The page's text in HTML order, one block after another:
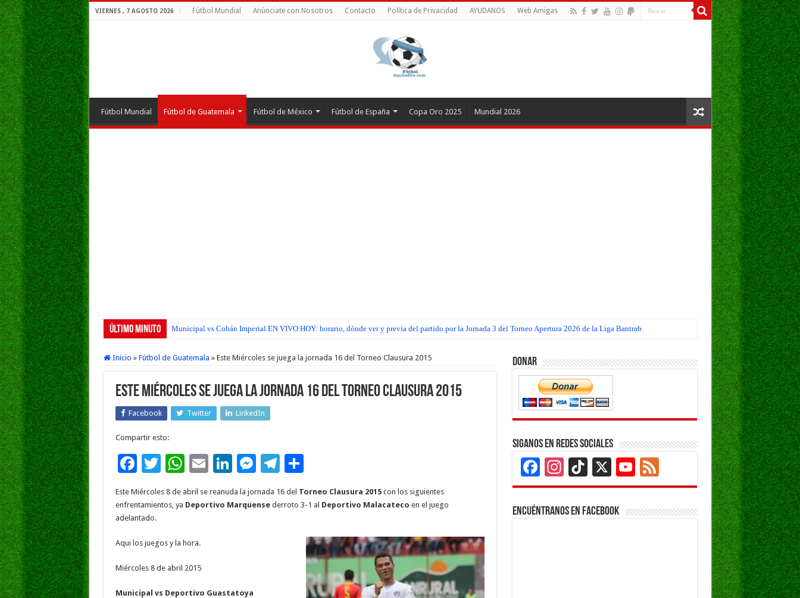
VIERNES , 7 AGOSTO 2026 Fútbol Mundial Anúnciate con Nosotros Contacto Política de Privacidad AYUDANOS Web Amigas
Fútbol Mundial Fútbol de Guatemala Fútbol de México Fútbol de España Copa Oro 2025 Mundial 2026
Último Minuto Municipal vs Cobán Imperial EN VIVO HOY: horario, dónde ver y previa del partido por la Jornada 3 del Torneo Apertura 2026 de la Liga Bantrab
Inicio » Fútbol de Guatemala » Este Miércoles se juega la jornada 16 del Torneo Clausura 2015
Este Miércoles se juega la jornada 16 del Torneo Clausura 2015
Facebook Twitter LinkedIn
Compartir esto:
F
ac
e
b
o
o
k
T
wi
tt
W
h
at
p
E
ai
Li
n
k
M
es
se
T
el
e
C
m
ar
ti
r
Este Miércoles 8 de abril se reanuda la jornada 16 del Torneo Clausura 2015con los siguientes
enfrentamientos, ya Deportivo Marquensederroto 3-1 al Deportivo Malacateco en el juego
adelantado.
Aqui los juegos y la hora.
Miércoles 8 de abril 2015
Municipal vs Deportivo Guastatoya
Donar
Siganos en Redes Sociales
Facebook
Instagram
TikTok
X YouTube
Channel
Feed
Encuéntranos en Facebook